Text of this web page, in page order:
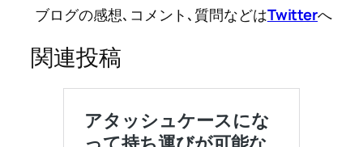
ブログの感想､コメント､質問などはTwitterへ
関連投稿